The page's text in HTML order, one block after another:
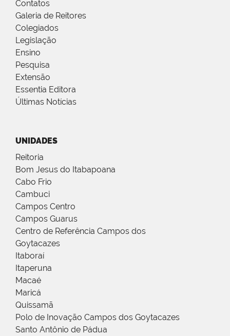
Contatos
Galeria de Reitores
Colegiados
Legislação
Ensino
Pesquisa
Extensão
Essentia Editora
Últimas Notícias
UNIDADES
Reitoria
Bom Jesus do Itabapoana
Cabo Frio
Cambuci
Campos Centro
Campos Guarus
Centro de Referência Campos dos
Goytacazes
Itaboraí
Itaperuna
Macaé
Maricá
Quissamã
Polo de Inovação Campos dos Goytacazes
Santo Antônio de Pádua